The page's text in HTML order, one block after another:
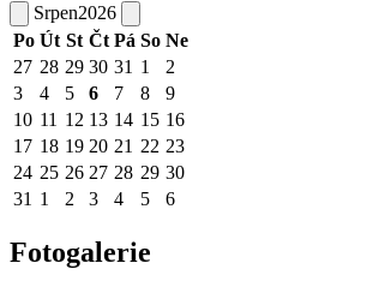
Srpen2026
Po Út St Čt Pá So Ne
27 28 29 30 31 1
2
3
4 5 6 7 8
9
10 11 12 13 14 15 16
17 18 19 20 21 22 23
24 25 26 27 28 29 30
31 1 2 3 4 5 6
Fotogalerie